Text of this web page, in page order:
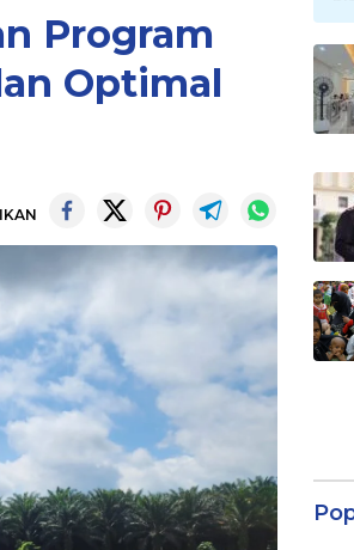
Program
Optimal